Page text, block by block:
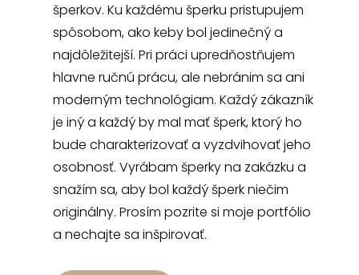
šperkov. Ku každému šperku pristupujem
spôsobom, ako keby bol jedinečný a
najdôležitejší. Pri práci upredňostňujem
hlavne ručnú prácu, ale nebránim sa ani
moderným technológiam. Každý zákazník
je iný a každý by mal mať šperk, ktorý ho
bude charakterizovať a vyzdvihovať jeho
osobnosť. Vyrábam šperky na zakázku a
snažím sa, aby bol každý šperk niečim
originálny. Prosím pozrite si moje portfólio
a nechajte sa inšpirovať.